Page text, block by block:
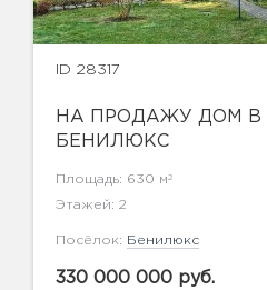
ID 28317
НА ПРОДАЖУ ДОМ В
БЕНИЛЮКС
Площадь: 630 м 2
Этажей: 2
Посёлок: Бенилюкс
330 000 000 руб.